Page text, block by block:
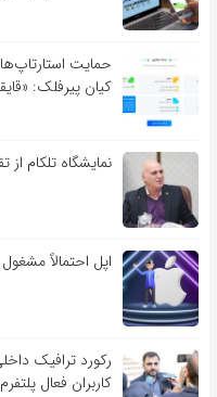
حمایت
کیان پیرفلک:
نمایشگاه تلکام
اپل احتمالاً
رکورد ترافیک
کاربران فعال